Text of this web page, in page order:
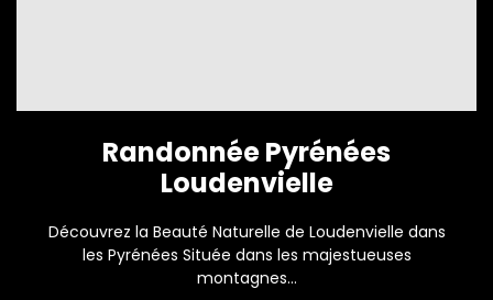
Randonnée Pyrénées
Loudenvielle
Découvrez la Beauté Naturelle de Loudenvielle dans
les Pyrénées Située dans les majestueuses
montagnes...